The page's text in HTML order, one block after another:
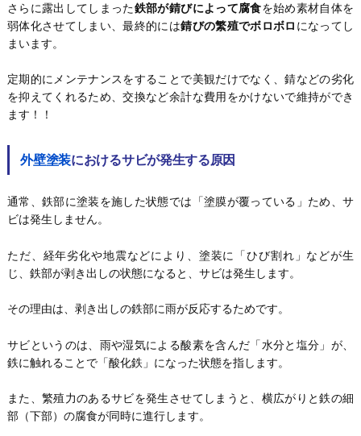
さらに露出してしまった鉄部が錆びによって腐食を始め素材自体を
弱体化させてしまい、最終的には錆びの繁殖でボロボロ になってし
まいます。
定期的にメンテナンスをすることで美観だけでなく、錆などの劣化
を抑えてくれるため、交換など余計な費用をかけないで維持ができ
ます！！
外壁塗装におけるサビが発生する原因
通常、鉄部に塗装を施した状態では「塗膜が覆っている」ため、サ
ビは発生しません。
ただ、経年劣化や地震などにより、塗装に「ひび割れ」などが生
じ、鉄部が剥き出しの状態になると、サビは発生します。
その理由は、剥き出しの鉄部に雨が反応するためです。
サビというのは、雨や湿気による酸素を含んだ「水分と塩分」が、
鉄に触れることで「酸化鉄」になった状態を指します。
また、繁殖力のあるサビを発生させてしまうと、横広がりと鉄の細
部（下部）の腐食が同時に進行します。